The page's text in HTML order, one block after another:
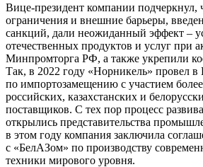
Вице-президент компании подчеркнул,
ограничения и внешние барьеры,
санкций, дали неожиданный эффект –
отечественных продуктов и услуг при
Минпромторга РФ, а также укрепили
Так, в 2022 году «Норникель» провел
по импортозамещению с участием
российских, казахстанских и
поставщиков. С тех пор процесс
открылись представительства
в этом году компания заключила
с «БелАЗом» по производству
техники мирового уровня.